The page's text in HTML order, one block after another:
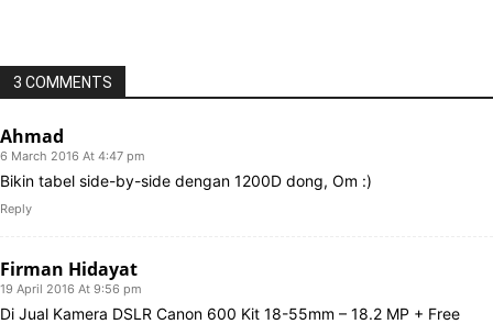
3 COMMENTS
Ahmad
6 March 2016 At 4:47 pm
Bikin tabel side-by-side dengan 1200D dong, Om :)
Reply
Firman Hidayat
19 April 2016 At 9:56 pm
Di Jual Kamera DSLR Canon 600 Kit 18-55mm – 18.2 MP + Free